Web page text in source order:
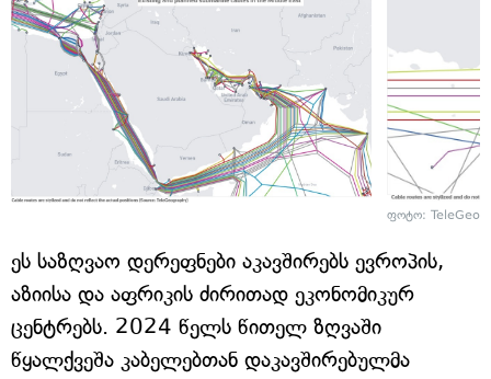
ფოტო:
ეს საზღვაო დერეფნები აკავშირებს ევროპის,
აზიისა და აფრიკის ძირითად ეკონომიკურ
ცენტრებს. 2024 წელს წითელ ზღვაში
წყალქვეშა კაბელებთან დაკავშირებულმა